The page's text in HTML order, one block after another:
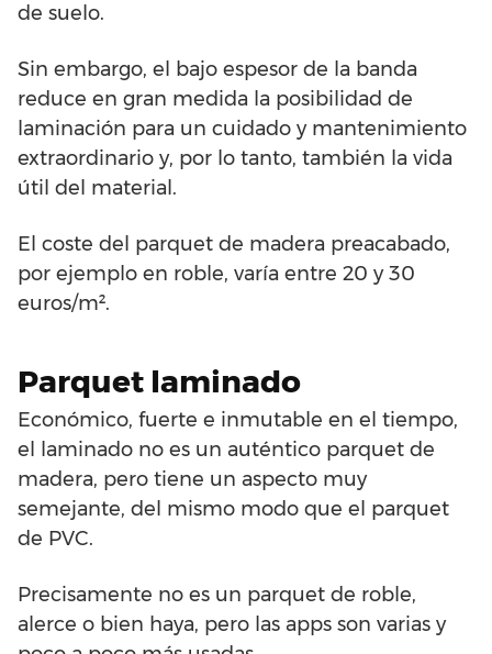
de suelo.
Sin embargo, el bajo espesor de la banda
reduce en gran medida la posibilidad de
laminación para un cuidado y mantenimiento
extraordinario y, por lo tanto, también la vida
útil del material.
El coste del parquet de madera preacabado,
por ejemplo en roble, varía entre 20 y 30
euros/m².
Parquet laminado
Económico, fuerte e inmutable en el tiempo,
el laminado no es un auténtico parquet de
madera, pero tiene un aspecto muy
semejante, del mismo modo que el parquet
de PVC.
Precisamente no es un parquet de roble,
alerce o bien haya, pero las apps son varias y